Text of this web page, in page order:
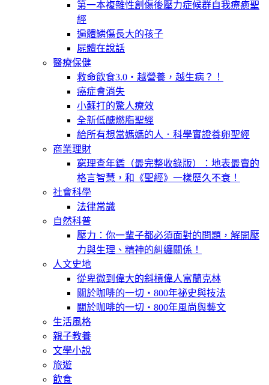
第一本複雜性創傷後壓力症候群自我療癒聖
經
遍體鱗傷長大的孩子
屍體在說話
醫療保健
救命飲食3.0‧越營養，越生病？！
癌症會消失
小蘇打的驚人療效
全新低醣燃脂聖經
給所有想當媽媽的人．科學實證養卵聖經
商業理財
窮理查年鑑（最完整收錄版）：地表最賣的
格言智慧，和《聖經》一樣歷久不衰！
社會科學
法律常識
自然科普
壓力：你一輩子都必須面對的問題，解開壓
力與生理、精神的糾纏關係！
人文史地
從卑微到偉大的斜槓偉人富蘭克林
關於咖啡的一切‧800年祕史與技法
關於咖啡的一切‧800年風尚與藝文
生活風格
親子教養
文學小說
旅遊
飲食